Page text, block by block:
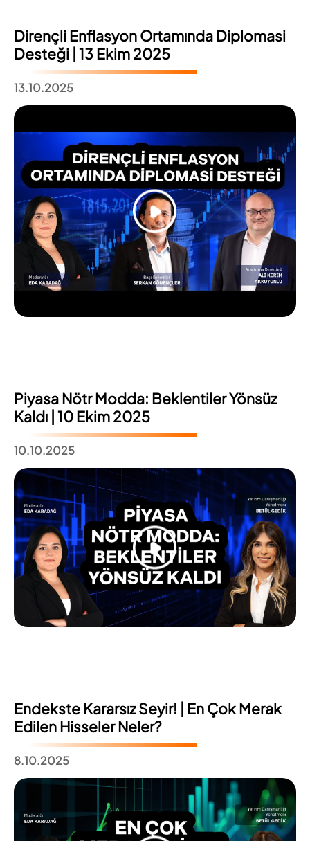
Dirençli Enflasyon Ortamında Diplomasi
Desteği | 13 Ekim 2025
13.10.2025
Piyasa Nötr Modda: Beklentiler Yönsüz
Kaldı | 10 Ekim 2025
10.10.2025
Endekste Kararsız Seyir! | En Çok Merak
Edilen Hisseler Neler?
8.10.2025